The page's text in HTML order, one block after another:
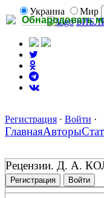
Обнародовать
Украина
Мир
Регистрация · Войти ·
ГлавнаяАвторы
Рецензии. Д. А.
Регистрация Войти